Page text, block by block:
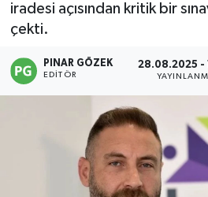
iradesi açısından kritik bir
çekti.
PINAR GÖZEK
EDITÖR
28.08.2025 -